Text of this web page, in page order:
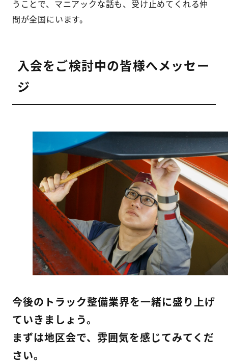
うことで、マニアックな話も、受け止めてくれる仲
間が全国にいます。
入会をご検討中の皆様へメッセー
ジ
今後のトラック整備業界を一緒に盛り上げ
ていきましょう。
まずは地区会で、雰囲気を感じてみてくだ
さい。